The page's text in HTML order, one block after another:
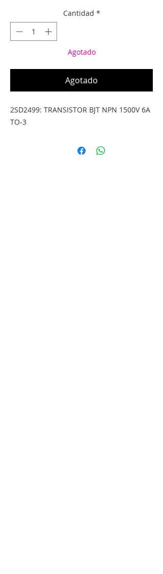
Cantidad *
Agotado
Agotado
2SD2499: TRANSISTOR BJT NPN 1500V 6A
TO-3